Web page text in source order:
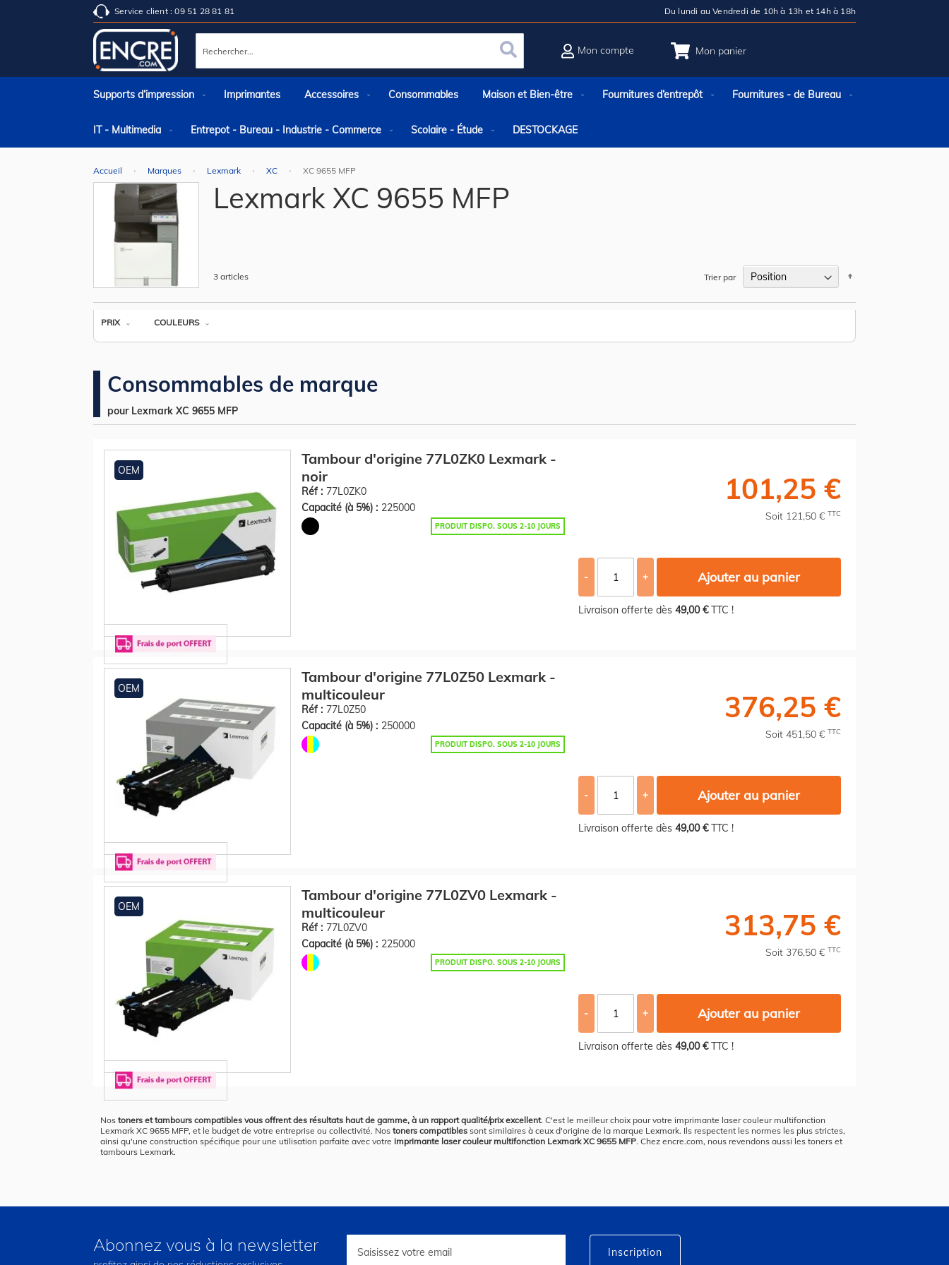
Service client : 09 51 28 81 81 Du lundi au Vendredi de 10h à 13h et 14h à 18h
Mon panier
Rechercher Rechercher
Mon compte
Supports d’impression Imprimantes Accessoires Consommables Maison et Bien-être Fournitures d’entrepôt Fournitures - de Bureau
IT - Multimedia Entrepot - Bureau - Industrie - Commerce Scolaire - Étude DESTOCKAGE
Accueil Marques Lexmark XC XC 9655 MFP
Lexmark XC 9655 MFP
PRIX COULEURS
3 articles Trier par
Consommables de marque
pour Lexmark XC 9655 MFP
OEM
Tambour d'origine 77L0ZK0 Lexmark -
noir
Réf : 77L0ZK0
Capacité (à 5%) : 225000
PRODUIT DISPO. SOUS 2-10 JOURS
101,25 €
Soit 121,50 € TTC
- + Ajouter au panier
Livraison offerte dès 49,00 €TTC !
OEM
Tambour d'origine 77L0Z50 Lexmark -
multicouleur
Réf : 77L0Z50
Capacité (à 5%) : 250000
PRODUIT DISPO. SOUS 2-10 JOURS
376,25 €
Soit 451,50 € TTC
- + Ajouter au panier
Livraison offerte dès 49,00 €TTC !
OEM
Tambour d'origine 77L0ZV0 Lexmark -
multicouleur
Réf : 77L0ZV0
Capacité (à 5%) : 225000
PRODUIT DISPO. SOUS 2-10 JOURS
313,75 €
Soit 376,50 € TTC
- + Ajouter au panier
Livraison offerte dès 49,00 €TTC !
Nos toners et tambours compatibles vous offrent des résultats haut de gamme, à un rapport qualité/prix excellent. C'est le meilleur choix pour votre imprimante laser couleur multifonction
Lexmark XC 9655 MFP, et le budget de votre entreprise ou collectivité. Nos toners compatibles sont similaires à ceux d'origine de la marque Lexmark. Ils respectent les normes les plus strictes,
ainsi qu'une construction spécifique pour une utilisation parfaite avec votre imprimante laser couleur multifonction Lexmark XC 9655 MFP. Chez encre.com, nous revendons aussi les toners et
tambours Lexmark.
Abonnez vous à la newsletter Inscription